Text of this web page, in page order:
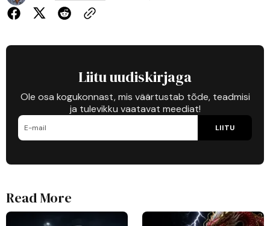
Liitu uudiskirjaga
Ole osa kogukonnast, mis väärtustab tõde, teadmisi
ja tulevikku vaatavat meediat!
LIITU
Read More